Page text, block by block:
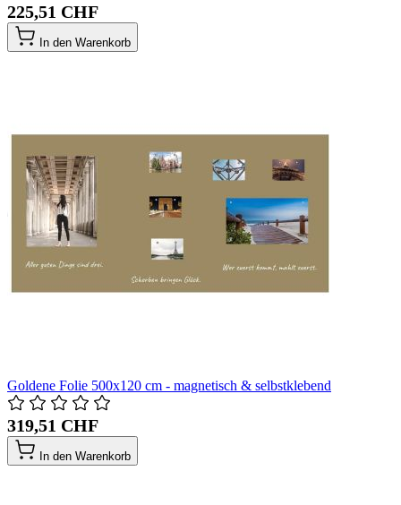
225,51 CHF
In den Warenkorb
Goldene Folie 500x120 cm - magnetisch & selbstklebend
319,51 CHF
In den Warenkorb